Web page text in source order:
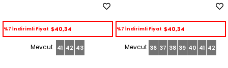
%7 İndirimli Fiyat $40,34
41 42 43
%7 İndirimli Fiyat $40,34
36 37 38 39 40 41 42